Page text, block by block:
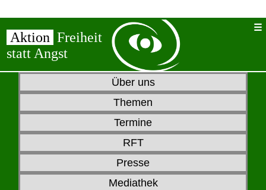
Aktion Freiheit
statt Angst
Über uns
Themen
Termine
RFT
Presse
Mediathek